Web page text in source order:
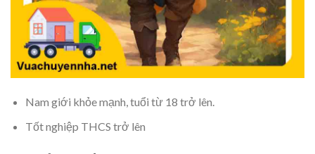
Nam giới khỏe mạnh, tuổi từ 18 trở lên.
Tốt nghiệp THCS trở lên